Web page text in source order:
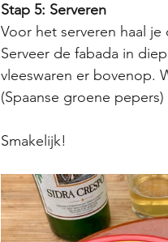
Stap 5: Serveren
Voor het serveren haal
Serveer de fabada in
vleeswaren er bovenop.
(Spaanse groene
Smakelijk!